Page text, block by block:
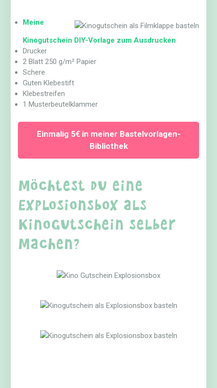
Meine
Kinogutschein DIY-Vorlage zum Ausdrucken
Drucker
2 Blatt 250 g/m² Papier
Schere
Guten Klebestift
Klebestreifen
1 Musterbeutelklammer
Einmalig 5€ in meiner Bastelvorlagen-
Bibliothek
Möchtest du eine
Explosionsbox als
Kinogutschein selber
machen?